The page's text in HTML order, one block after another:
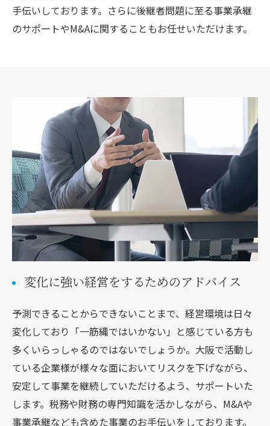
手伝いしております。さらに後継者問題に至る事業承継
のサポートやM&Aに関することもお任せいただけます。
変化に強い経営をするためのアドバイス
予測できることからできないことまで、経営環境は日々
変化しており「一筋縄ではいかない」と感じている方も
多くいらっしゃるのではないでしょうか。大阪で活動し
ている企業様が様々な面においてリスクを下げながら、
安定して事業を継続していただけるよう、サポートいた
します。税務や財務の専門知識を活かしながら、M&Aや
事業承継なども含めた事業のお手伝いをしております。